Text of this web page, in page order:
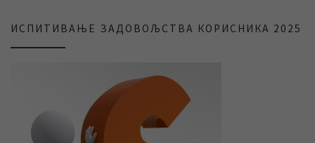
ИСПИТИВАЊЕ ЗАДОВОЉСТВА КОРИСНИКА 2025